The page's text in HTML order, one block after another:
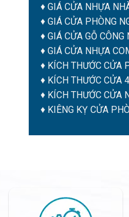
♦ GIÁ CỬA NHỰA
♦ GIÁ CỬA PHÒNG
♦ GIÁ CỬA GỖ CÔNG
♦ GIÁ CỬA NHỰA
♦ KÍCH THƯỚC CỬA
♦ KÍCH THƯỚC CỬA
♦ KÍCH THƯỚC CỬA
♦ KIÊNG KỴ CỬA